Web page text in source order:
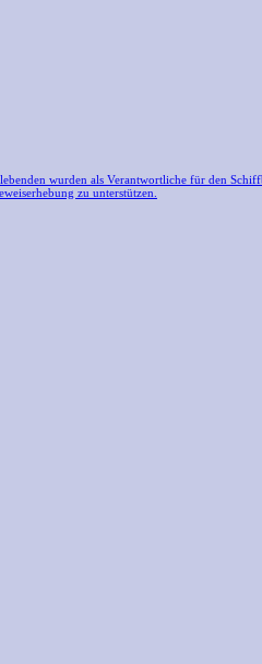
wurden als Verantwortliche für den
zu unterstützen.